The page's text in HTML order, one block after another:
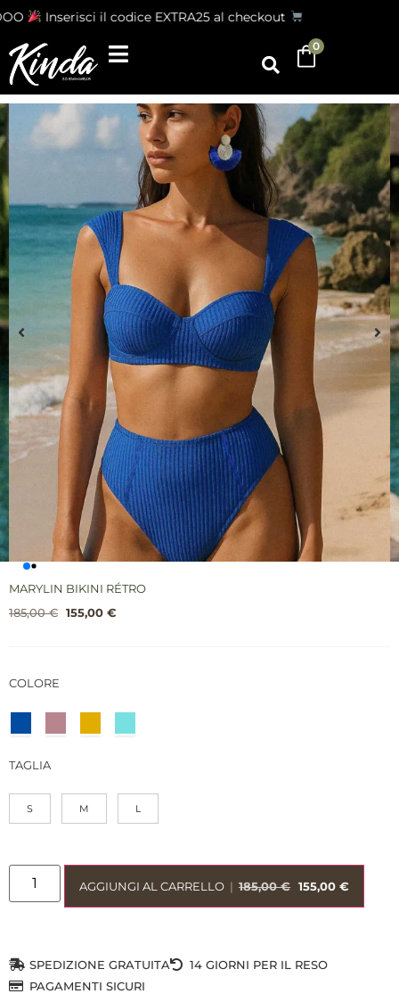
Inserisci il codice EXTRA25 al checkout
0
MARYLIN BIKINI RÉTRO
185,00€ 155,00 €
COLORE
TAGLIA
S M L
AGGIUNGI AL CARRELLO | 185,00€ 155,00 €
SPEDIZIONE GRATUITA
14 GIORNI PER IL RESO
PAGAMENTI SICURI